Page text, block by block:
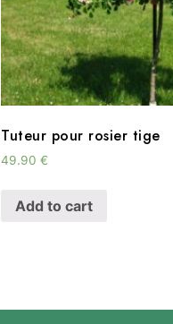
Tuteur pour rosier tige
49.90 €
Add to cart